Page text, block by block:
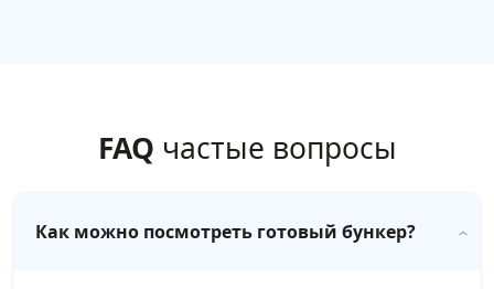
FAQ частые вопросы
Как можно посмотреть готовый бункер?